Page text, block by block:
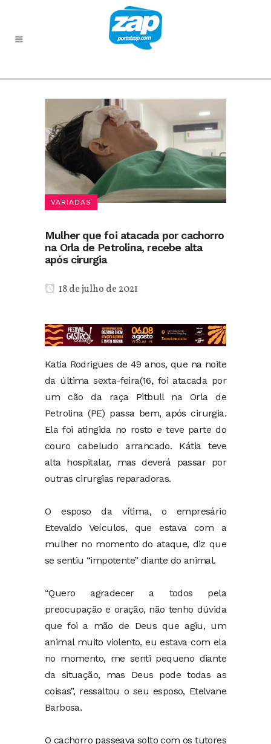
VARIADAS
Mulher que foi atacada por cachorro
na Orla de Petrolina, recebe alta
após cirurgia
18 de julho de 2021
Katia Rodrigues de 49 anos, que na noite
da última sexta-feira(16, foi atacada por
um cão da raça Pitbull na Orla de
Petrolina (PE) passa bem, após cirurgia.
Ela foi atingida no rosto e teve parte do
couro cabeludo arrancado. Kátia teve
alta hospitalar, mas deverá passar por
outras cirurgias reparadoras.
O esposo da vítima, o empresário
Etevaldo Veículos, que estava com a
mulher no momento do ataque, diz que
se sentiu “impotente” diante do animal.
“Quero agradecer a todos pela
preocupação e oração, não tenho dúvida
que foi a mão de Deus que agiu, um
animal muito violento, eu estava com ela
no momento, me senti pequeno diante
da situação, mas Deus pode todas as
coisas”, ressaltou o seu esposo, Etelvane
Barbosa.
O cachorro passeava solto com os tutores